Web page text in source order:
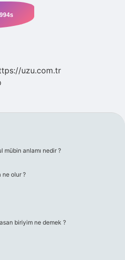
uzu.com.tr
anlamı nedir ?
ne olur ?
biriyim ne demek ?